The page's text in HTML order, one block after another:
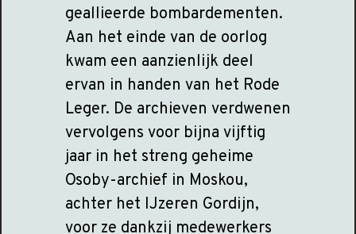
geallieerde bombardementen.
Aan het einde van de oorlog
kwam een aanzienlijk deel
ervan in handen van het Rode
Leger. De archieven verdwenen
vervolgens voor bijna vijftig
jaar in het streng geheime
Osoby-archief in Moskou,
achter het IJzeren Gordijn,
voor ze dankzij medewerkers